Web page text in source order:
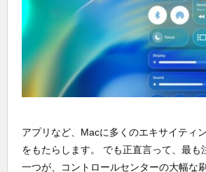
アプリなど、Macに多くのエキサイティ
をもたらします。 でも正直言って、最も
一つが、コントロールセンターの大幅な